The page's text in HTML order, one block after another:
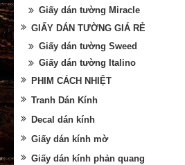
Giấy dán tường Miracle
GIẤY DÁN TƯỜNG GIÁ RẺ
Giấy dán tường Sweed
Giấy dán tường Italino
PHIM CÁCH NHIỆT
Tranh Dán Kính
Decal dán kính
Giấy dán kính mờ
Giấy dán kính phản quang